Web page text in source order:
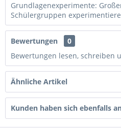
Grundlagenexperimente:
Schülergruppen
Bewertungen
0
Bewertungen lesen, schreiben
Ähnliche Artikel
Kunden haben sich ebenfalls